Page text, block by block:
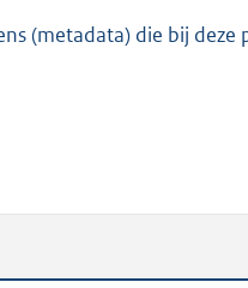
(metadata) die bij deze